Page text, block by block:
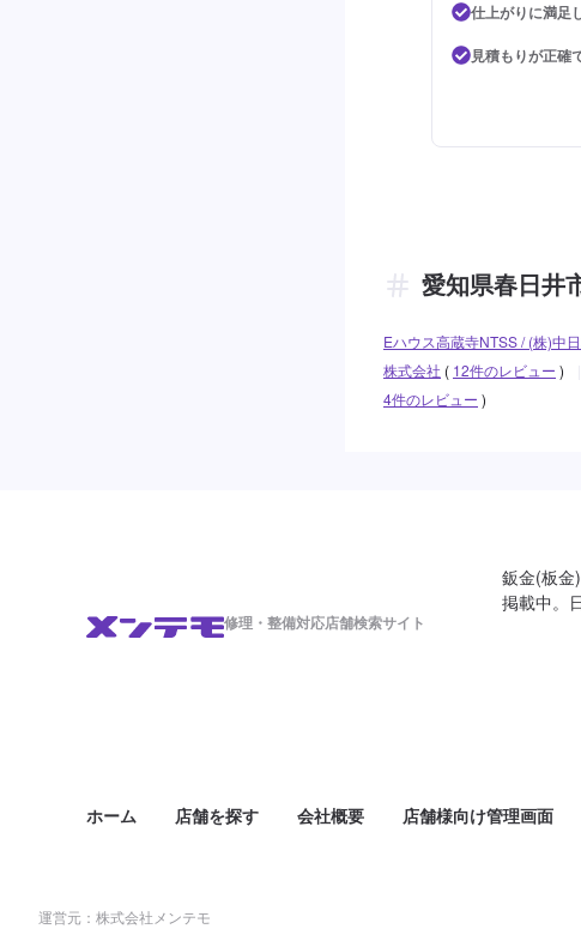
仕上がりに満足
見積もりが正確
愛知県春日井
Eハウス高蔵寺NTSS / (株)中
株式会社 ( 12件のレビュー )
4件のレビュー )
修理・整備対応店舗検索サイト
鈑金(板金
掲載中。
ホーム 店舗を探す 会社概要 店舗様向け管理画面
運営元：株式会社メンテモ